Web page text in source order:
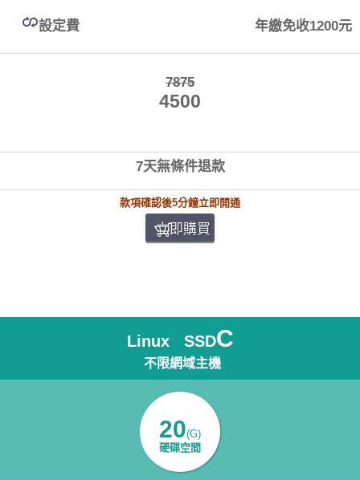
設定費 年繳免收1200元
7875
4500
7天無條件退款
款項確認後5分鐘立即開通
立即購買
Linux SSDC
不限網域主機
20(G)
硬碟空間